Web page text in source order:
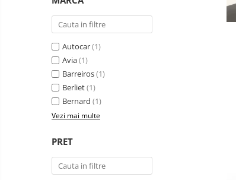
Autocar(1)
Avia(1)
Barreiros(1)
Berliet(1)
Bernard (1)
Vezi mai multe
PRET